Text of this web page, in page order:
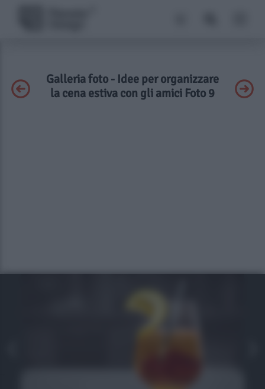
Galleria foto - Idee per organizzare
la cena estiva con gli amici Foto 9